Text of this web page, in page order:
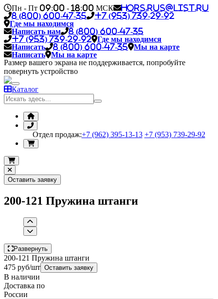
Пн - Пт 09:00 - 18:00 МСК
hors.rus@list.ru
8 (800) 600-47-35
+7 (953) 739-29-92
Где мы находимся
Написать нам
8 (800) 600-47-35
+7 (953) 739-29-92
Где мы находимся
Написать
8 (800) 600-47-35
Мы на карте
Написать
Мы на карте
Размер вашего экрана не поддерживается, попробуйте
повернуть устройство
Каталог
Отдел продаж:+7 (962) 395-13-13 +7 (953) 739-29-92
Оставить заявку
200-121 Пружина штанги
Развернуть
200-121 Пружина штанги
475 руб/шт Оставить заявку
В наличии
Доставка по
России